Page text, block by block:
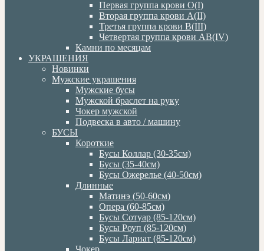
Первая группа крови О(I)
Вторая группа крови А(II)
Третья группа крови В(III)
Четвертая группа крови АВ(IV)
Камни по месяцам
УКРАШЕНИЯ
Новинки
Мужские украшения
Мужские бусы
Мужской браслет на руку
Чокер мужской
Подвеска в авто / машину
БУСЫ
Короткие
Бусы Коллар (30-35см)
Бусы (35-40см)
Бусы Ожерелье (40-50см)
Длинные
Матинэ (50-60см)
Опера (60-85см)
Бусы Сотуар (85-120см)
Бусы Роуп (85-120см)
Бусы Лариат (85-120см)
Чокер